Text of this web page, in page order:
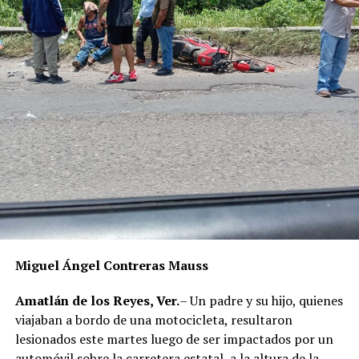
Miguel Ángel Contreras Mauss
Amatlán de los Reyes, Ver.– Un padre y su hijo, quienes
viajaban a bordo de una motocicleta, resultaron
lesionados este martes luego de ser impactados por un